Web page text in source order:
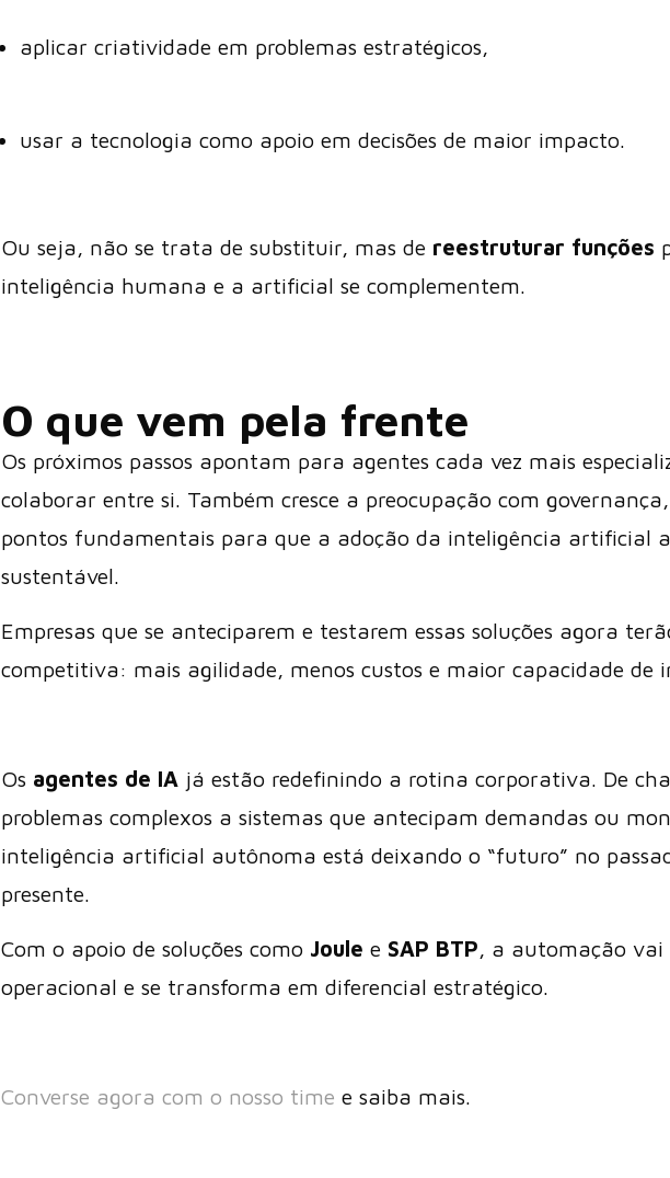
aplicar criatividade em problemas estratégicos,
usar a tecnologia como apoio em decisões de maior impacto.
Ou seja, não se trata de substituir, mas de reestruturar funções
inteligência humana e a artificial se complementem.
O que vem pela frente
Os próximos passos apontam para agentes cada vez mais
colaborar entre si. Também cresce a preocupação com
pontos fundamentais para que a adoção da inteligência artificial
sustentável.
Empresas que se anteciparem e testarem essas soluções agora
competitiva: mais agilidade, menos custos e maior capacidade de
Os agentes de IA já estão redefinindo a rotina corporativa. De
problemas complexos a sistemas que antecipam demandas ou
inteligência artificial autônoma está deixando o “futuro” no
presente.
Com o apoio de soluções como Joule e SAP BTP, a automação
operacional e se transforma em diferencial estratégico.
Converse agora com o nosso time e saiba mais.